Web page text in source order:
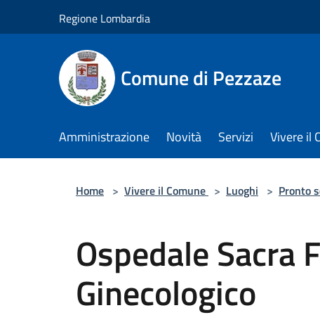
Regione Lombardia
Comune di Pezzaze
Amministrazione Novità Servizi Vivere il
Home > Vivere il Comune > Luoghi > Pronto
Ospedale Sacra
Ginecologico